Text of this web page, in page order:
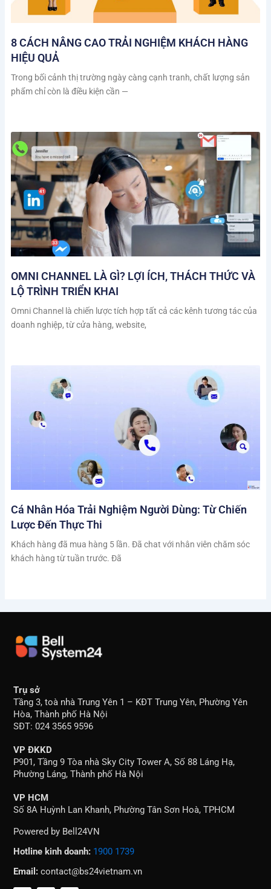
8 CÁCH NÂNG CAO TRẢI NGHIỆM KHÁCH HÀNG
HIỆU QUẢ
Trong bối cảnh thị trường ngày càng cạnh tranh, chất lượng sản
phẩm chỉ còn là điều kiện cần —
OMNI CHANNEL LÀ GÌ? LỢI ÍCH, THÁCH THỨC VÀ
LỘ TRÌNH TRIỂN KHAI
Omni Channel là chiến lược tích hợp tất cả các kênh tương tác của
doanh nghiệp, từ cửa hàng, website,
Cá Nhân Hóa Trải Nghiệm Người Dùng: Từ Chiến
Lược Đến Thực Thi
Khách hàng đã mua hàng 5 lần. Đã chat với nhân viên chăm sóc
khách hàng từ tuần trước. Đã
Trụ sở
Tầng 3, toà nhà Trung Yên 1 – KĐT Trung Yên, Phường Yên
Hòa, Thành phố Hà Nội
SĐT: 024 3565 9596
VP ĐKKD
P901, Tầng 9 Tòa nhà Sky City Tower A, Số 88 Láng Hạ,
Phường Láng, Thành phố Hà Nội
VP HCM
Số 8A Huỳnh Lan Khanh, Phường Tân Sơn Hoà, TPHCM
Powered by Bell24VN
Hotline kinh doanh: 1900 1739
Email: contact@bs24vietnam.vn